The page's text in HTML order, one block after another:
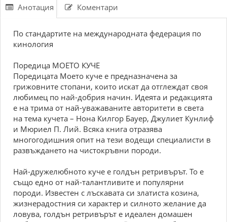
Анотация Коментари
По стандартите на международната федерация по
кинология
Поредица МОЕТО КУЧЕ
Поредицата Моето куче е предназначена за
грижовните стопани, които искат да отглеждат своя
любимец по най-добрия начин. Идеята и редакцията
е на трима от най-уважаваните авторитети в света
на тема кучета – Нона Килгор Бауер, Джулиет Кунлиф
и Мюриел П. Лий. Всяка книга отразява
многогодишния опит на тези водещи специалисти в
развъждането на чистокръвни породи.
Най-дружелюбното куче е голдън ретривърът. То е
също едно от най-талантливите и популярни
породи. Известен с лъскавата си златиста козина,
жизнерадостния си характер и силното желание да
ловува, голдън ретривърът е идеален домашен